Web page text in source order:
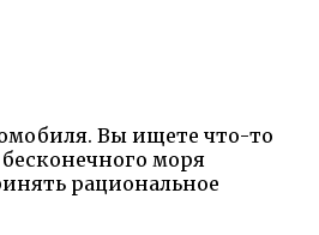
Вы ищете что-то
моря
рациональное